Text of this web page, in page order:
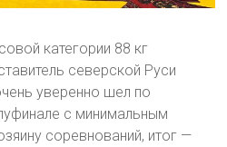
категории 88 кг
северской Руси
уверенно шел по
с минимальным
соревнований, итог —